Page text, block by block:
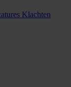
Klachten